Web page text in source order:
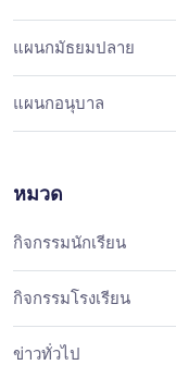
แผนกมัธยมปลาย
แผนกอนุบาล
หมวด
กิจกรรมนักเรียน
กิจกรรมโรงเรียน
ข่าวทั่วไป